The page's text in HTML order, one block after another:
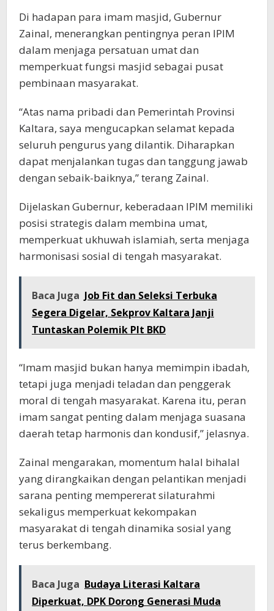
Di hadapan para imam masjid, Gubernur
Zainal, menerangkan pentingnya peran IPIM
dalam menjaga persatuan umat dan
memperkuat fungsi masjid sebagai pusat
pembinaan masyarakat.
“Atas nama pribadi dan Pemerintah Provinsi
Kaltara, saya mengucapkan selamat kepada
seluruh pengurus yang dilantik. Diharapkan
dapat menjalankan tugas dan tanggung jawab
dengan sebaik-baiknya,” terang Zainal.
Dijelaskan Gubernur, keberadaan IPIM memiliki
posisi strategis dalam membina umat,
memperkuat ukhuwah islamiah, serta menjaga
harmonisasi sosial di tengah masyarakat.
Baca Juga Job Fit dan Seleksi Terbuka
Segera Digelar, Sekprov Kaltara Janji
Tuntaskan Polemik Plt BKD
“Imam masjid bukan hanya memimpin ibadah,
tetapi juga menjadi teladan dan penggerak
moral di tengah masyarakat. Karena itu, peran
imam sangat penting dalam menjaga suasana
daerah tetap harmonis dan kondusif,” jelasnya.
Zainal mengarakan, momentum halal bihalal
yang dirangkaikan dengan pelantikan menjadi
sarana penting mempererat silaturahmi
sekaligus memperkuat kekompakan
masyarakat di tengah dinamika sosial yang
terus berkembang.
Baca Juga Budaya Literasi Kaltara
Diperkuat, DPK Dorong Generasi Muda